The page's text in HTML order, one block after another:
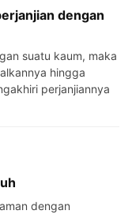
dengan
suatu kaum, maka
hingga
perjanjiannya
dengan